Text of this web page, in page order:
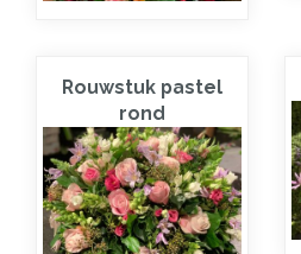
Rouwstuk pastel
rond